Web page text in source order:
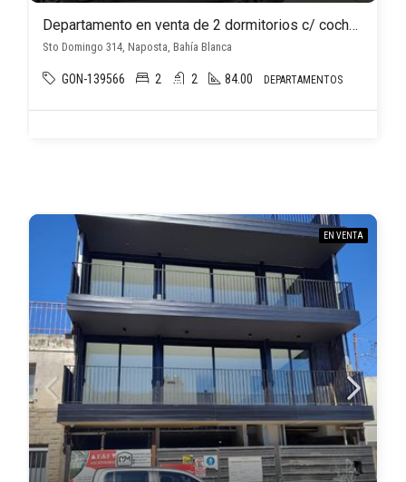
Departamento en venta de 2 dormitorios c/ cochera en Naposta
Sto Domingo 314, Naposta, Bahía Blanca
GON-139566 2 2 84.00 DEPARTAMENTOS
EN VENTA